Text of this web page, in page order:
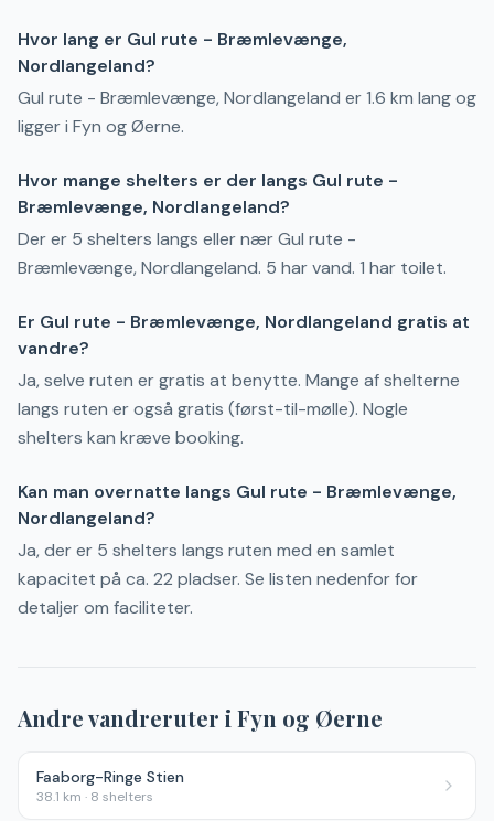
Hvor lang er Gul rute - Bræmlevænge,
Nordlangeland?
Gul rute - Bræmlevænge, Nordlangeland er 1.6 km lang og
ligger i Fyn og Øerne.
Hvor mange shelters er der langs Gul rute -
Bræmlevænge, Nordlangeland?
Der er 5 shelters langs eller nær Gul rute -
Bræmlevænge, Nordlangeland. 5 har vand. 1 har toilet.
Er Gul rute - Bræmlevænge, Nordlangeland gratis at
vandre?
Ja, selve ruten er gratis at benytte. Mange af shelterne
langs ruten er også gratis (først-til-mølle). Nogle
shelters kan kræve booking.
Kan man overnatte langs Gul rute - Bræmlevænge,
Nordlangeland?
Ja, der er 5 shelters langs ruten med en samlet
kapacitet på ca. 22 pladser. Se listen nedenfor for
detaljer om faciliteter.
Andre vandreruter i Fyn og Øerne
Faaborg-Ringe Stien
38.1 km · 8 shelters